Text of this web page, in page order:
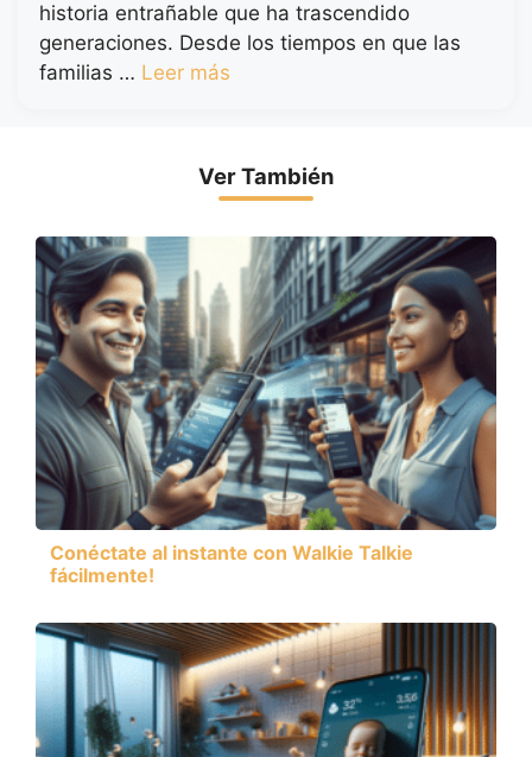
historia entrañable que ha trascendido
generaciones. Desde los tiempos en que las
familias … Leer más
Ver También
Conéctate al instante con Walkie Talkie
fácilmente!